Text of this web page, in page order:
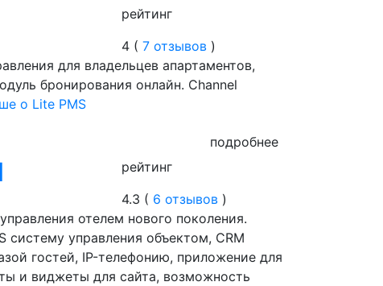
рейтинг
4 (7 отзывов )
для владельцев апартаментов,
бронирования онлайн. Channel
о Lite PMS
подробнее
рейтинг
4.3 ( 6 отзывов )
отелем нового поколения.
систему управления объектом, CRM
гостей, IP-телефонию, приложение для
и виджеты для сайта, возможность